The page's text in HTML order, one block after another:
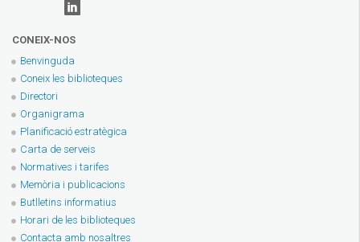
CONEIX-NOS
Benvinguda
Coneix les biblioteques
Directori
Organigrama
Planificació estratègica
Carta de serveis
Normatives i tarifes
Memòria i publicacions
Butlletins informatius
Horari de les biblioteques
Contacta amb nosaltres